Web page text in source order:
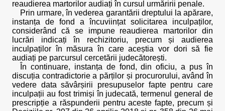
reaudierea martorilor audiați în cursul urmăririi penale.
Prin urmare, în vederea garantării dreptului la apărare,
instanța de fond a încuviințat solicitarea inculpaților,
considerând că se impune reaudierea martorilor din
lucrări indicați în rechizitoriu, precum și audierea
inculpaților în măsura în care aceștia vor dori să fie
audiați pe parcursul cercetării judecătorești.
În continuare, instanța de fond, din oficiu, a pus în
discuția contradictorie a părților și procurorului, având în
vedere data săvârșirii presupuselor fapte pentru care
inculpații au fost trimiși în judecată, termenul general de
prescripție a răspunderii pentru aceste fapte, precum și